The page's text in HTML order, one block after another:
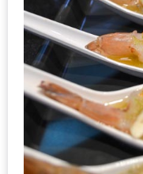
200
บาท
เบาะแส
ความ
อร่อย